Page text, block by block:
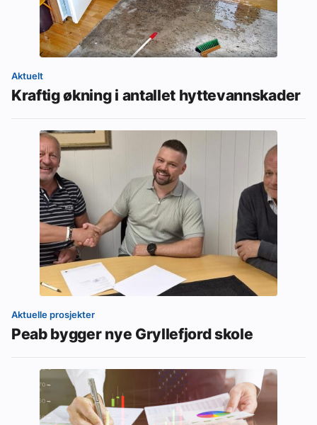
Aktuelt
Kraftig økning i antallet hyttevannskader
Aktuelle prosjekter
Peab bygger nye Gryllefjord skole